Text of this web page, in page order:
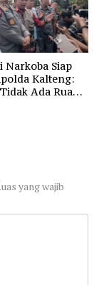
Narkoba Siap
Kalteng:
Ada Ruang
yang wajib